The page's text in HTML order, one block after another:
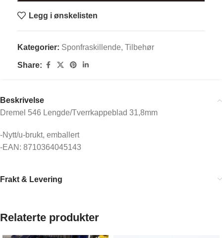
Legg i ønskelisten
Kategorier: Sponfraskillende, Tilbehør
Share:
Beskrivelse
Dremel 546 Lengde/Tverrkappeblad 31,8mm
-Nytt/u-brukt, emballert
-EAN: 8710364045143
Frakt & Levering
Relaterte produkter